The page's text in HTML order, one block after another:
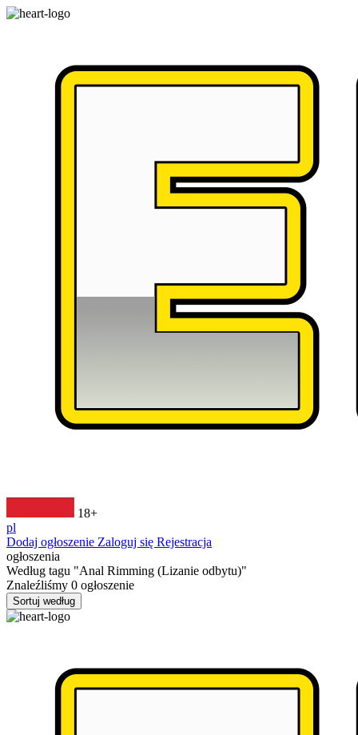
18+
pl
Dodaj ogłoszenie Zaloguj się Rejestracja
ogłoszenia
Według tagu "Anal Rimming (Lizanie odbytu)"
Znaleźliśmy 0 ogłoszenie
Sortuj według